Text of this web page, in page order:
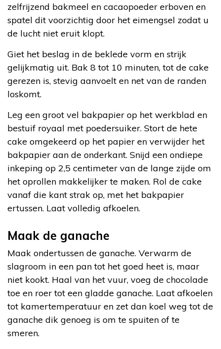
zelfrijzend bakmeel en cacaopoeder erboven en
spatel dit voorzichtig door het eimengsel zodat u
de lucht niet eruit klopt.
Giet het beslag in de beklede vorm en strijk
gelijkmatig uit. Bak 8 tot 10 minuten, tot de cake
gerezen is, stevig aanvoelt en net van de randen
loskomt.
Leg een groot vel bakpapier op het werkblad en
bestuif royaal met poedersuiker. Stort de hete
cake omgekeerd op het papier en verwijder het
bakpapier aan de onderkant. Snijd een ondiepe
inkeping op 2,5 centimeter van de lange zijde om
het oprollen makkelijker te maken. Rol de cake
vanaf die kant strak op, met het bakpapier
ertussen. Laat volledig afkoelen.
Maak de ganache
Maak ondertussen de ganache. Verwarm de
slagroom in een pan tot het goed heet is, maar
niet kookt. Haal van het vuur, voeg de chocolade
toe en roer tot een gladde ganache. Laat afkoelen
tot kamertemperatuur en zet dan koel weg tot de
ganache dik genoeg is om te spuiten of te
smeren.